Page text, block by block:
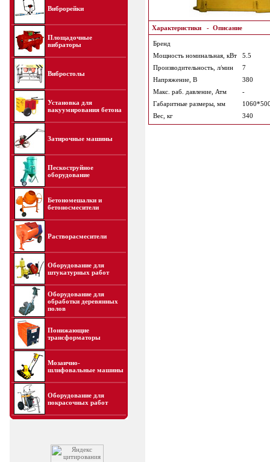
Виброрейки
Площадочные
вибраторы
Вибростолы
Установка для
вакуумирования бетона
Затирочные машины
Пескоструйное
оборудование
Бетономешалки и
бетоносмесители
Растворасмесители
Оборудование для
штукатурных работ
Оборудование для
обработки деревянных
полов
Понижающие
трансформаторы
Мозаично-
шлифовальные машины
Оборудование для
покрасочных работ
Характеристики- Описание
Бренд
Мощность номинальная, кВт
5.5
Производительность, л/мин
7
Напряжение, В
380
Макс. раб. давление, Атм
-
Габаритные размеры, мм
Вес, кг
340